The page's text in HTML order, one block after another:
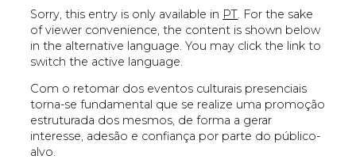
Sorry, this entry is only available in PT. For the sake
of viewer convenience, the content is shown below
in the alternative language. You may click the link to
switch the active language.
Com o retomar dos eventos culturais presenciais
torna-se fundamental que se realize uma promoção
estruturada dos mesmos, de forma a gerar
interesse, adesão e confiança por parte do público-
alvo.